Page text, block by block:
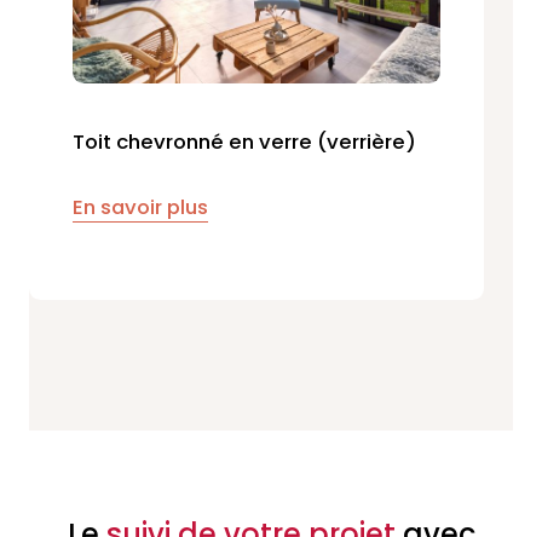
Toit chevronné en verre (verrière)
En savoir plus